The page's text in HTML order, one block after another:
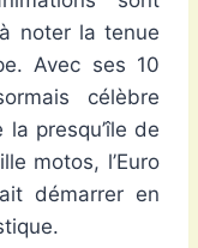
noter la tenue
Avec ses 10
célèbre
presqu’île de
motos, l’Euro
démarrer en